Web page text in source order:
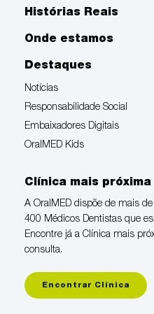
Histórias Reais
Onde estamos
Destaques
Notícias
Responsabilidade Social
Embaixadores Digitais
OralMED Kids
Clínica mais próxima
A OralMED dispõe de mais
400 Médicos Dentistas que
Encontre já a Clínica mais
consulta.
Encontrar Clínica